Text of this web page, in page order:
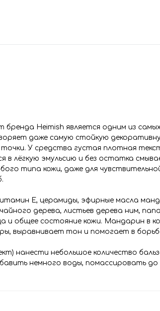
Heimish является одним из самых
даже самую стойкую
У средства густая плотная
лёгкую эмульсию и без остатка
типа кожи, даже для
Е, церамиды, эфирные масла
дерева, листьев дерева ним,
и общее состояние кожи. Мандарин в
выравнивает тон и помогает в
нанести небольшое количество
немного воды, помассировать